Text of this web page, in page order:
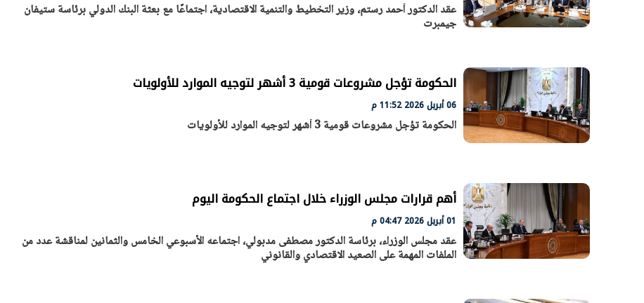
عقد الدكتور أحمد رستم، وزير التخطيط والتنمية الاقتصادية، اجتماعًا مع بعثة البنك الدولي برئاسة ستيفان
جيمبرت
الحكومة تؤجل مشروعات قومية 3 أشهر لتوجيه الموارد للأولويات
06 أبريل 2026 11:52 م
الحكومة تؤجل مشروعات قومية 3 أشهر لتوجيه الموارد للأولويات
أهم قرارات مجلس الوزراء خلال اجتماع الحكومة اليوم
01 أبريل 2026 04:47 م
عقد مجلس الوزراء، برئاسة الدكتور مصطفى مدبولي، اجتماعه الأسبوعي الخامس والثمانين لمناقشة عدد من
الملفات المهمة على الصعيد الاقتصادي والقانوني